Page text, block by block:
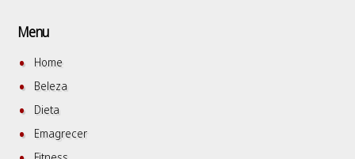
Menu
Home
Beleza
Dieta
Emagrecer